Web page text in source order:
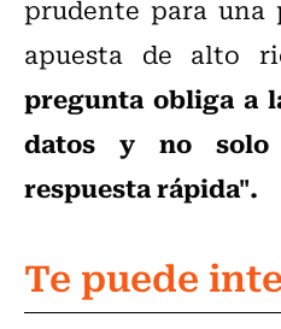
prudente para una
apuesta de alto
pregunta obliga a
datos y no
respuesta rápida".
Te puede